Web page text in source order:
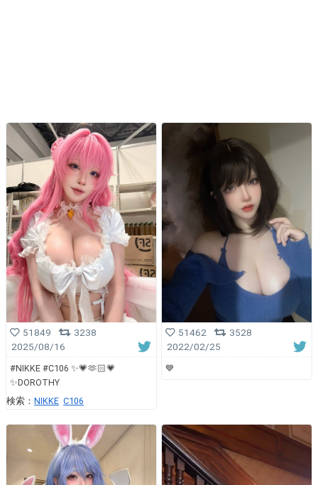
51849
3238
2025/08/16
#NIKKE #C106 ✨💗🫶🏻💗
✨DOROTHY
検索： NIKKE C106
51462
3528
2022/02/25
💙